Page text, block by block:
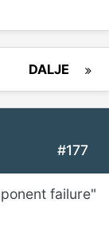
DALJE
#177
failure"